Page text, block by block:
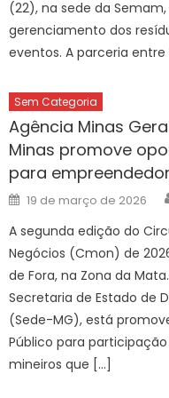
(22), na sede da
gerenciamento dos
eventos. A parceria
Sem Categoria
Agência Minas
Minas promove
para
Posted
on
19 de março de 2026
A segunda edição do
Negócios (Cmon) de
de Fora, na Zona da
Secretaria de Estado de
(Sede-MG), está
Público para
mineiros que […]